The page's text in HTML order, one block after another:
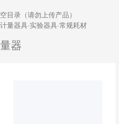
空目录（请勿上传产品）
计量器具·实验器具·常规耗材
量器